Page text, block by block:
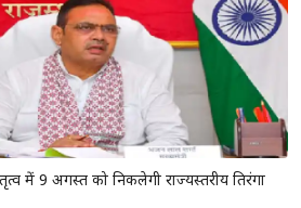
में 9 अगस्त को निकलेगी राज्यस्तरीय तिरंगा